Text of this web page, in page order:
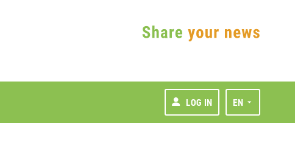
LOG IN EN